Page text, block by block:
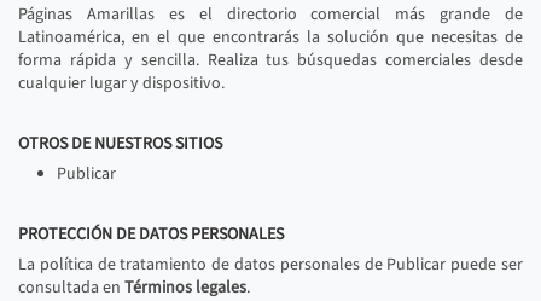
Páginas Amarillas es el directorio comercial más grande de
Latinoamérica, en el que encontrarás la solución que necesitas de
forma rápida y sencilla. Realiza tus búsquedas comerciales desde
cualquier lugar y dispositivo.
OTROS DE NUESTROS SITIOS
Publicar
PROTECCIÓN DE DATOS PERSONALES
La política de tratamiento de datos personales de Publicar puede ser
consultada en Términos legales.